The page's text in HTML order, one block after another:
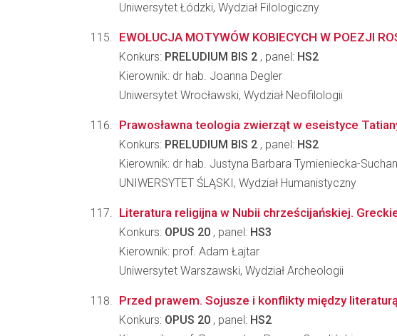
Uniwersytet Łódzki, Wydział Filologiczny
EWOLUCJA MOTYWÓW KOBIECYCH W POEZJI
Konkurs: PRELUDIUM BIS 2 , panel: HS2
Kierownik: dr hab. Joanna Degler
Uniwersytet Wrocławski, Wydział Neofilologii
Prawosławna teologia zwierząt w eseistyce
Konkurs: PRELUDIUM BIS 2 , panel: HS2
Kierownik: dr hab. Justyna Barbara Tymieniecka-
UNIWERSYTET ŚLĄSKI, Wydział Humanistyczny
Literatura religijna w Nubii chrześcijańskiej.
Konkurs: OPUS 20 , panel: HS3
Kierownik: prof. Adam Łajtar
Uniwersytet Warszawski, Wydział Archeologii
Przed prawem. Sojusze i konflikty między
Konkurs: OPUS 20 , panel: HS2